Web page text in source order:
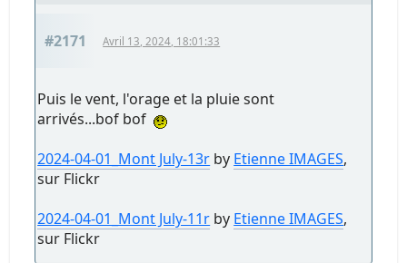
#2171 Avril 13, 2024, 18:01:33
Puis le vent, l'orage et la pluie sont
arrivés...bof bof
2024-04-01_Mont July-13r by Etienne IMAGES,
sur Flickr
2024-04-01_Mont July-11r by Etienne IMAGES,
sur Flickr